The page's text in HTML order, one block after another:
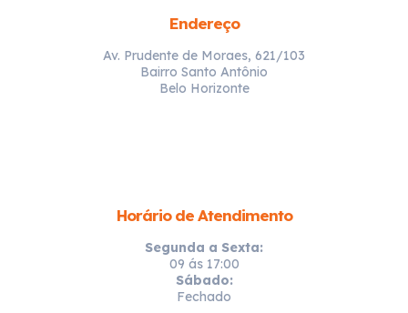
Endereço
Av. Prudente de Moraes, 621/103
Bairro Santo Antônio
Belo Horizonte
Horário de Atendimento
Segunda a Sexta:
09 ás 17:00
Sábado:
Fechado